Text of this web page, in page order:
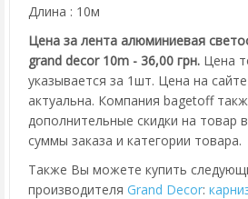
Длина : 10м
Цена за лента алюминиевая
grand decor 10m - 36,00 грн. Цена
указывается за 1шт. Цена на
актуальна. Компания bagetoff
дополнительные скидки на товар
суммы заказа и категории товара.
Также Вы можете купить
производителя Grand Decor: